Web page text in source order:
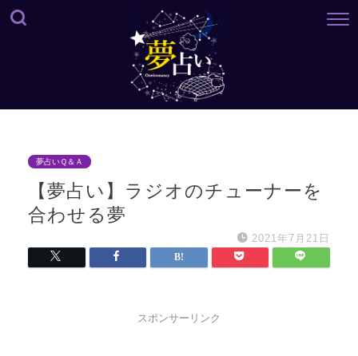
夢占いＱ＆Ａ
【夢占い】ラジオのチューナーを
合わせる夢
2021年7月21日
スポンサーリンク